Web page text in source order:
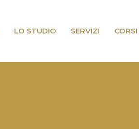
LO STUDIO SERVIZI CORSI